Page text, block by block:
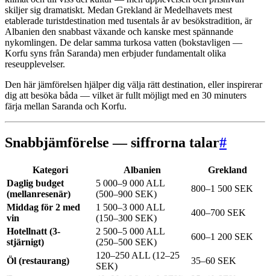
skiljer sig dramatiskt. Medan Grekland är Medelhavets mest
etablerade turistdestination med tusentals år av besökstradition, är
Albanien den snabbast växande och kanske mest spännande
nykomlingen. De delar samma turkosa vatten (bokstavligen —
Korfu syns från Saranda) men erbjuder fundamentalt olika
reseupplevelser.
Den här jämförelsen hjälper dig välja rätt destination, eller inspirerar
dig att besöka båda — vilket är fullt möjligt med en 30 minuters
färja mellan Saranda och Korfu.
Snabbjämförelse — siffrorna talar#
Kategori Albanien
Grekland
Daglig budget
(mellanresenär)
5 000–9 000 ALL
(500–900 SEK)
800–1 500 SEK
Middag för 2 med
vin
1 500–3 000 ALL
(150–300 SEK)
400–700 SEK
Hotellnatt (3-
stjärnigt)
2 500–5 000 ALL
(250–500 SEK)
600–1 200 SEK
Öl (restaurang)
120–250 ALL (12–25
SEK)
35–60 SEK